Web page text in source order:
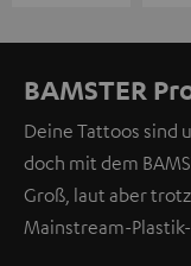
BAMSTER
Deine Tattoos sind
doch mit dem
Groß, laut aber
Mainstream-